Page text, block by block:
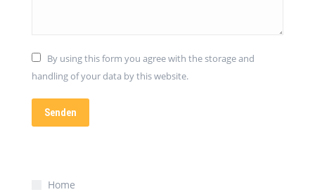
By using this form you agree with the storage and
handling of your data by this website.
Senden
Home